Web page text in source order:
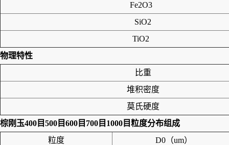
Fe2O3
SiO2
TiO2
物理特性
比重
堆积密度
莫氏硬度
棕刚玉400目500目600目700目1000目粒度分布组成
粒度
D0（um）